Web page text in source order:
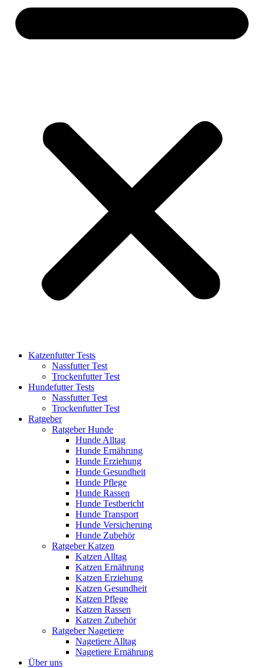
Katzenfutter Tests
Nassfutter Test
Trockenfutter Test
Hundefutter Tests
Nassfutter Test
Trockenfutter Test
Ratgeber
Ratgeber Hunde
Hunde Alltag
Hunde Ernährung
Hunde Erziehung
Hunde Gesundheit
Hunde Pflege
Hunde Rassen
Hunde Testbericht
Hunde Transport
Hunde Versicherung
Hunde Zubehör
Ratgeber Katzen
Katzen Alltag
Katzen Ernährung
Katzen Erziehung
Katzen Gesundheit
Katzen Pflege
Katzen Rassen
Katzen Zubehör
Ratgeber Nagetiere
Nagetiere Alltag
Nagetiere Ernährung
Über uns